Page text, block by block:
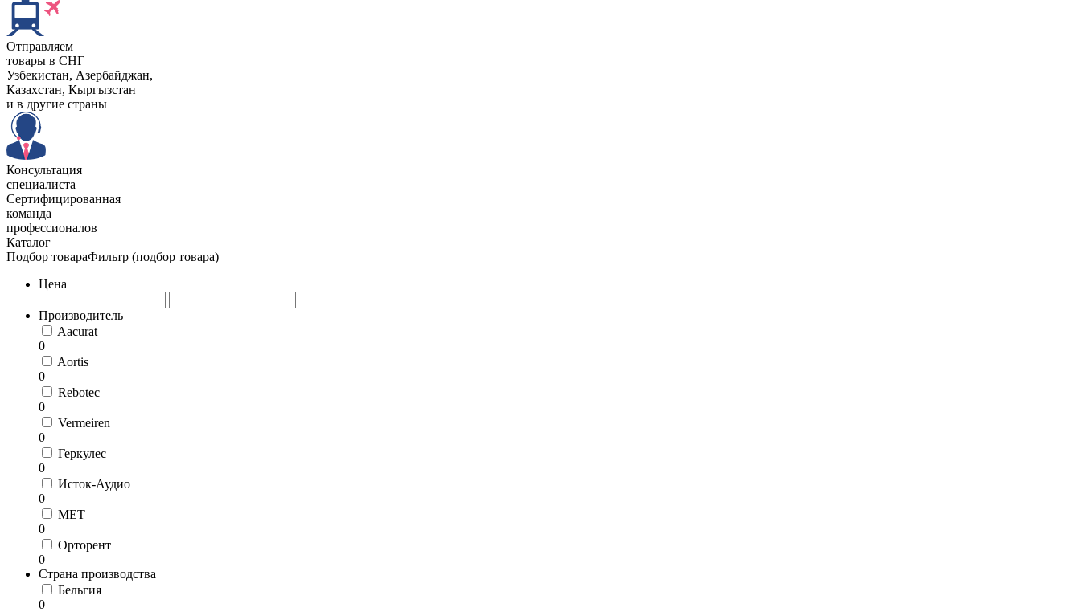
Отправляем
товары в СНГ
Узбекистан, Aзербайджан,
Казахстан, Кыргызстан
и в другие страны
Консультация
специалиста
Сертифицированная
команда
профессионалов
Каталог
Подбор товараФильтр (подбор товара)
Цена
Производитель
Aacurat
0
Aortis
0
Rebotec
0
Vermeiren
0
Геркулес
0
Исток-Аудио
0
МЕТ
0
Орторент
0
Страна производства
Бельгия
0